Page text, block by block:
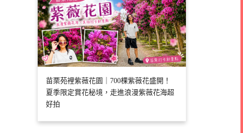
苗栗苑裡紫薇花園｜700棵紫薇花盛開！
夏季限定賞花秘境，走進浪漫紫薇花海超
好拍